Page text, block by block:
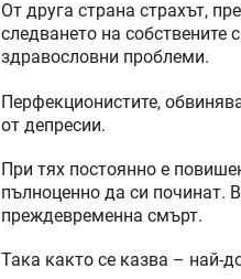
От друга страна страхът,
следването на собствените
здравословни проблеми.
Перфекционистите,
от депресии.
При тях постоянно е
пълноценно да си починат.
преждевременна смърт.
Така както се казва – най-